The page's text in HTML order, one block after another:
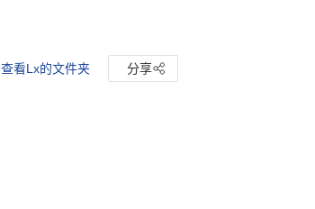
查看Lx的文件夹 分享